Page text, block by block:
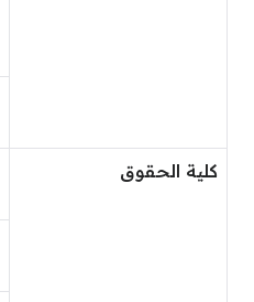
كلية الحقوق